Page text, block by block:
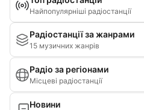
Найпопулярніші радіостанції
Радіостанції за жанрами
15 музичних жанрів
Радіо за регіонами
Місцеві радіостанції
Новини